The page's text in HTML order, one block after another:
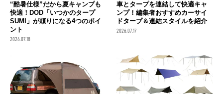
“酷暑仕様”だから夏キャンプも
快適！DOD「いつかのタープ
SUMI」が頼りになる4つのポイ
ント
2026.07.18
車とタープを連結して快適キャ
ンプ！編集者おすすめカーサイ
ドタープ＆連結スタイルを紹介
2026.07.17